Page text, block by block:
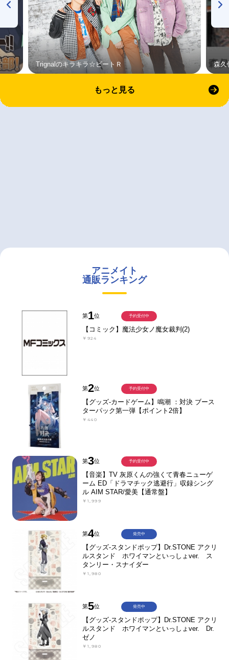
Trignalのキラキラ☆ビートＲ 森久
もっと見る
アニメイト
通販ランキング
第1位
【コミック】魔法少女ノ魔女裁判(2)
￥924
予約受付中
第2位
【グッズ-カードゲーム】鳴潮 ：対決 ブース
ターパック第一弾【ポイント2倍】
￥440
予約受付中
第3位
【音楽】TV 灰原くんの強くて青春ニューゲ
ーム ED「ドラマチック逃避行」収録シング
ル AIM STAR/愛美【通常盤】
￥1,999
予約受付中
第4位
【グッズ-スタンドポップ】Dr.STONE アクリ
ルスタンド ホワイマンといっしょver. ス
タンリー・スナイダー
￥1,980
発売中
第5位
【グッズ-スタンドポップ】Dr.STONE アクリ
ルスタンド ホワイマンといっしょver. Dr.
ゼノ
￥1,980
発売中